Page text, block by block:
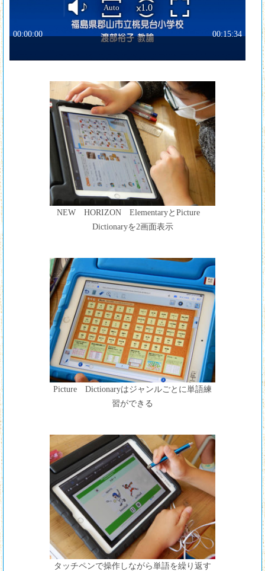
NEW HORIZON ElementaryとPicture
Dictionaryを2画面表示
Picture Dictionaryはジャンルごとに単語練
習ができる
タッチペンで操作しながら単語を繰り返す